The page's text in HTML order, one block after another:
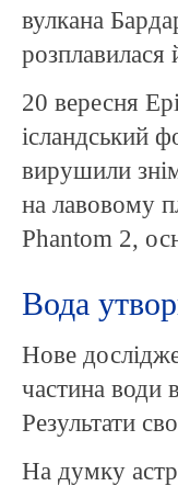
вулкана
20 вересня
ісландський
вирушили
на лавовому
Phantom 2,
Вода
Нове
частина води
Результати
На думку